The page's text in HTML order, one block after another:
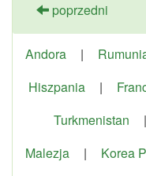
poprzedni
Andora |
Hiszpania
|
Turkmenistan
|
Malezja
| Korea